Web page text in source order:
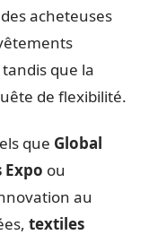
acheteuses
que la
de flexibilité.
que Global
Expo ou
au
textiles